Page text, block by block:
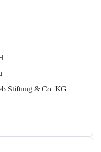
Stiftung & Co. KG